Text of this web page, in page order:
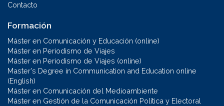
Contacto
Formación
Máster en Comunicación y Educación (online)
Máster en Periodismo de Viajes
Máster en Periodismo de Viajes (online)
Master's Degree in Communication and Education online
(English)
Máster en Comunicación del Medioambiente
Máster en Gestión de la Comunicación Política y Electoral